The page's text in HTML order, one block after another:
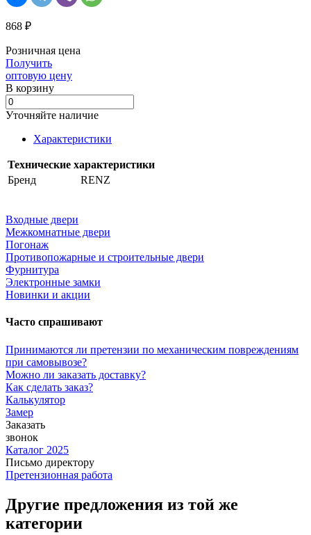
868 ₽
Розничная цена
Получить
оптовую цену
В корзинy
Уточняйте наличие
Характеристики
Технические характеристики
Бренд
RENZ
Входные двери
Межкомнатные двери
Погонаж
Противопожарные и строительные двери
Фурнитура
Электронные замки
Новинки и акции
Часто спрашивают
Принимаются ли претензии по механическим повреждениям
при самовывозе?
Можно ли заказать доставку?
Как сделать заказ?
Калькулятор
Замер
Заказать
звонок
Каталог 2025
Письмо директору
Претензионная работа
Другие предложения из той же
категории